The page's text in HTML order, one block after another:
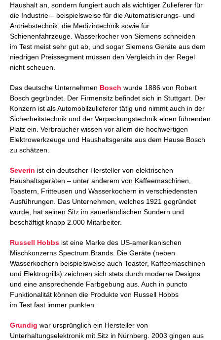
Haushalt an, sondern fungiert auch als wichtiger Zulieferer für
die Industrie – beispielsweise für die Automatisierungs- und
Antriebstechnik, die Medizintechnik sowie für
Schienenfahrzeuge. Wasserkocher von Siemens schneiden
im Test meist sehr gut ab, und sogar Siemens Geräte aus dem
niedrigen Preissegment müssen den Vergleich in der Regel
nicht scheuen.
Das deutsche Unternehmen Bosch wurde 1886 von Robert
Bosch gegründet. Der Firmensitz befindet sich in Stuttgart. Der
Konzern ist als Automobilzulieferer tätig und nimmt auch in der
Sicherheitstechnik und der Verpackungstechnik einen führenden
Platz ein. Verbraucher wissen vor allem die hochwertigen
Elektrowerkzeuge und Haushaltsgeräte aus dem Hause Bosch
zu schätzen.
Severin ist ein deutscher Hersteller von elektrischen
Haushaltsgeräten – unter anderem von Kaffeemaschinen,
Toastern, Fritteusen und Wasserkochern in verschiedensten
Ausführungen. Das Unternehmen, welches 1921 gegründet
wurde, hat seinen Sitz im sauerländischen Sundern und
beschäftigt knapp 2.000 Mitarbeiter.
Russell Hobbs ist eine Marke des US-amerikanischen
Mischkonzerns Spectrum Brands. Die Geräte (neben
Wasserkochern beispielsweise auch Toaster, Kaffeemaschinen
und Elektrogrills) zeichnen sich stets durch moderne Designs
und eine ansprechende Farbgebung aus. Auch in puncto
Funktionalität können die Produkte von Russell Hobbs
im Test fast immer punkten.
Grundig war ursprünglich ein Hersteller von
Unterhaltungselektronik mit Sitz in Nürnberg. 2003 gingen aus